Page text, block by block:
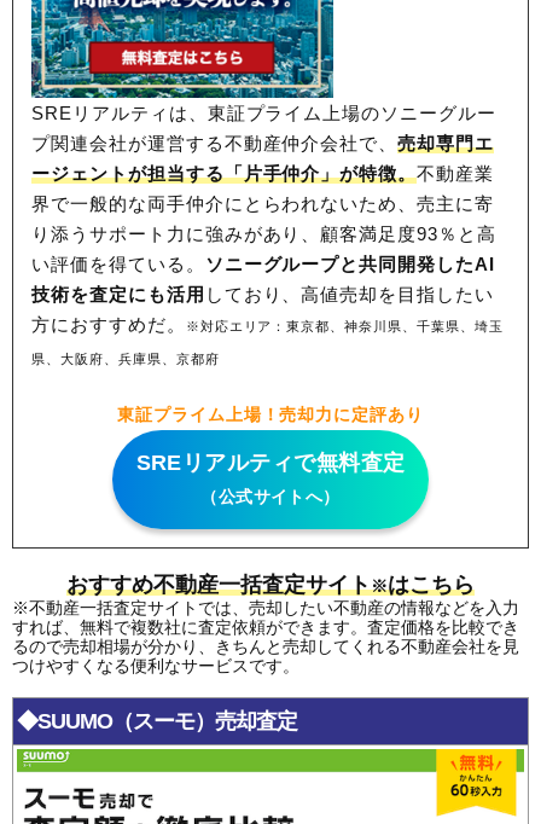
SREリアルティは、東証プライム上場のソニーグルー
プ関連会社が運営する不動産仲介会社で、売却専門エ
ージェントが担当する「片手仲介」が特徴。不動産業
界で一般的な両手仲介にとらわれないため、売主に寄
り添うサポート力に強みがあり、顧客満足度93％と高
い評価を得ている。 ソニーグループと共同開発したAI
技術を査定にも活用 しており、高値売却を目指したい
方におすすめだ。
※対応エリア：東京都、神奈川県、千葉県、埼玉
県、大阪府、兵庫県、京都府
東証プライム上場！売却力に定評あり
SREリアルティで無料査定
（公式サイトへ）
おすすめ不動産一括査定サイト※はこちら
※不動産一括査定サイトでは、売却したい不動産の情報などを入力
すれば、無料で複数社に査定依頼ができます。査定価格を比較でき
るので売却相場が分かり、きちんと売却してくれる不動産会社を見
つけやすくなる便利なサービスです。
◆SUUMO（スーモ）売却査定